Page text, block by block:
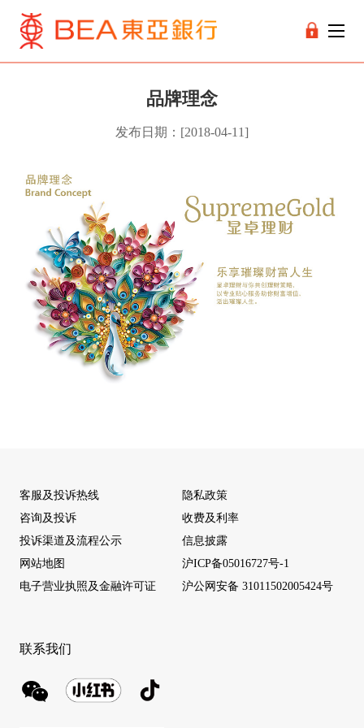
品牌理念
发布日期：[2018-04-11]
客服及投诉热线
咨询及投诉
投诉渠道及流程公示
网站地图
电子营业执照及金融许可证
隐私政策
收费及利率
信息披露
沪ICP备05016727号-1
沪公网安备 31011502005424号
联系我们